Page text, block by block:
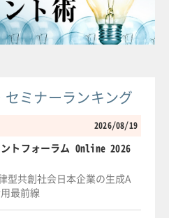
ミナーランキング
2026/08/19
トフォーラム Online 2026
型共創社会日本企業の生成A
最前線